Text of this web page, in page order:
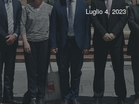
Luglio 4, 2023